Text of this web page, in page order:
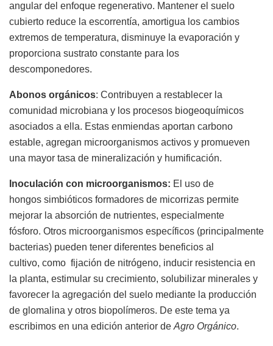
angular del enfoque regenerativo. Mantener el suelo
cubierto reduce la escorrentía, amortigua los cambios
extremos de temperatura, disminuye la evaporación y
proporciona sustrato constante para los
descomponedores.
Abonos orgánicos: Contribuyen a restablecer la
comunidad microbiana y los procesos biogeoquímicos
asociados a ella. Estas enmiendas aportan carbono
estable, agregan microorganismos activos y promueven
una mayor tasa de mineralización y humificación.
Inoculación con microorganismos: El uso de
hongos simbióticos formadores de micorrizas permite
mejorar la absorción de nutrientes, especialmente
fósforo. Otros microorganismos específicos (principalmente
bacterias) pueden tener diferentes beneficios al
cultivo, como fijación de nitrógeno, inducir resistencia en
la planta, estimular su crecimiento, solubilizar minerales y
favorecer la agregación del suelo mediante la producción
de glomalina y otros biopolímeros. De este tema ya
escribimos en una edición anterior de Agro Orgánico.